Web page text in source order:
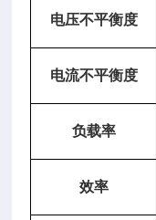
电压不平衡度
电流不平衡度
负载率
效率